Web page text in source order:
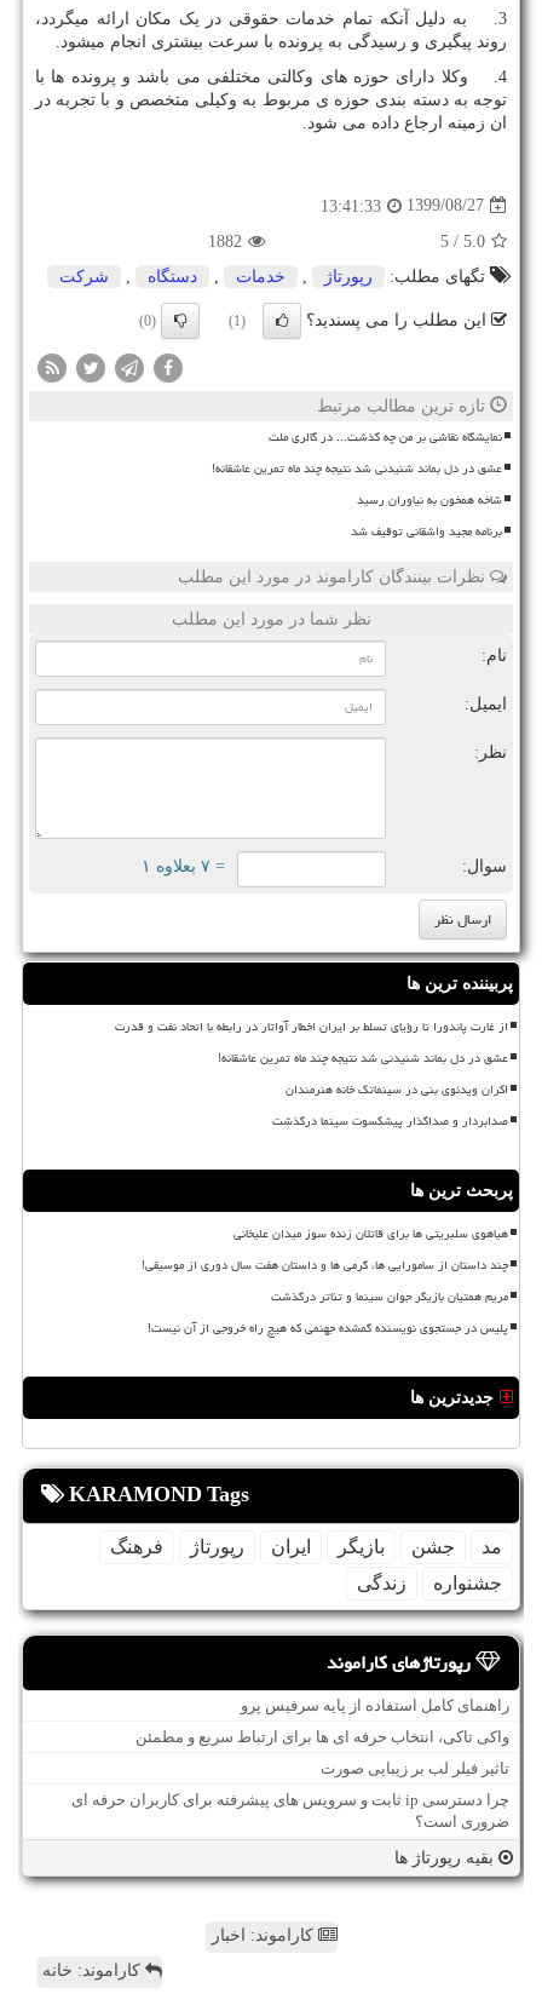
3. به دلیل آنکه تمام خدمات حقوقی در یک مکان ارائه میگردد،
روند پیگیری و رسیدگی به پرونده با سرعت بیشتری انجام میشود.
4. وکلا دارای حوزه های وکالتی مختلفی می باشد و پرونده ها با
توجه به دسته بندی حوزه ی مربوط به وکیلی متخصص و با تجربه در
ان زمینه ارجاع داده می شود.
1399/08/27
13:41:33
5.0
/ 5
1882
تگهای مطلب:
رپورتاژ خدمات دستگاه شركت
این مطلب را می پسندید؟ (1)
(0)
تازه ترین مطالب مرتبط
نمایشگاه نقاشی بر من چه گذشت... در گالری ملت
عشق در دل بماند شنیدنی شد نتیجه چند ماه تمرین عاشقانه!
شاخه همخون به نیاوران رسید
برنامه مجید واشقانی توقیف شد
نظرات بینندگان کاراموند در مورد این مطلب
نظر شما در مورد این مطلب
نام:
ایمیل:
نظر:
سوال: = ۷ بعلاوه ۱
پربیننده ترین ها
از غارت پاندورا تا رؤیای تسلط بر ایران اخطار آواتار در رابطه با اتحاد نفت و قدرت
عشق در دل بماند شنیدنی شد نتیجه چند ماه تمرین عاشقانه!
اکران ویدئوی بنی در سینماتک خانه هنرمندان
صدابردار و صداگذار پیشکسوت سینما درگذشت
پربحث ترین ها
هیاهوی سلبریتی ها برای قاتلان زنده سوز میدان علیخانی
چند داستان از سامورایی ها، گرمی ها و داستان هفت سال دوری از موسیقی!
مریم همتیان بازیگر جوان سینما و تئاتر درگذشت
پلیس در جستجوی نویسنده گمشده جهنمی که هیچ راه خروجی از آن نیست!
جدیدترین ها
KARAMOND Tags
مد جشن بازیگر ایران رپورتاژ
فرهنگ
جشنواره
زندگی
رپورتاژهای کاراموند
راهنمای کامل استفاده از پایه سرفیس پرو
واکی تاکی، انتخاب حرفه ای ها برای ارتباط سریع و مطمئن
تاثیر فیلر لب بر زیبایی صورت
چرا دسترسی ip ثابت و سرویس های پیشرفته برای کاربران حرفه ای
ضروری است؟
بقیه رپورتاژ ها
کاراموند: اخبار
کاراموند: خانه